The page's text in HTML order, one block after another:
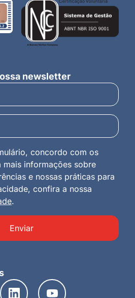
newsletter
concordo com os
mais informações sobre
e nossas práticas para
confira a nossa
.
Enviar